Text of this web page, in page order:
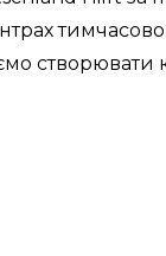
створювати